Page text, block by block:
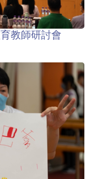
教師研討會